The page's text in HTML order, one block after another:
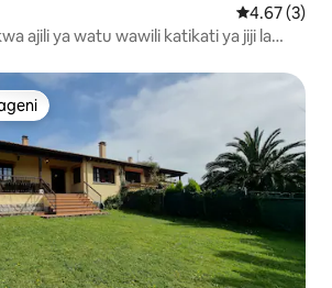
Ukadiriaji
4.67 (3)
ajili ya watu wawili katikati ya jiji la